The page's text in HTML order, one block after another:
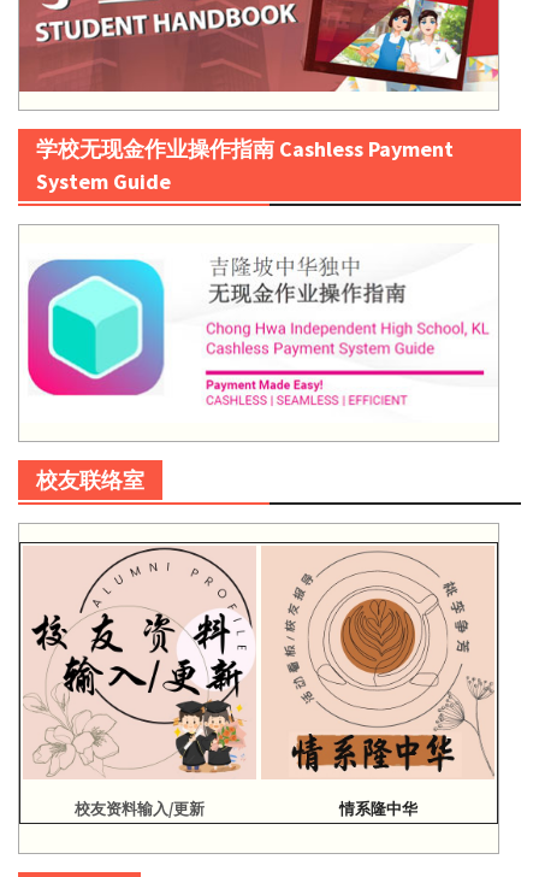
学校无现金作业操作指南 Cashless Payment
System Guide
校友联络室
校友资料输入/更新 情系隆中华